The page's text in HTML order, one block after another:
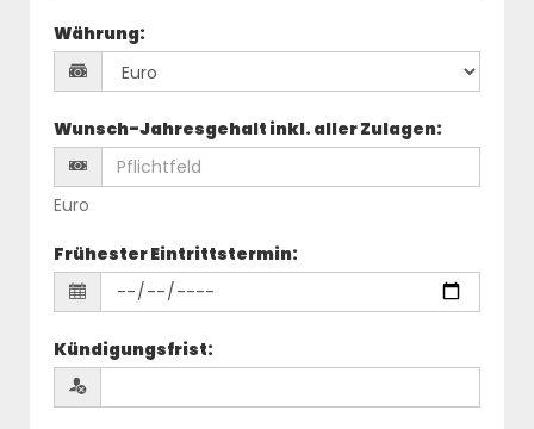
Währung:
Wunsch-Jahresgehalt inkl. aller Zulagen:
Euro
Frühester Eintrittstermin:
Kündigungsfrist: